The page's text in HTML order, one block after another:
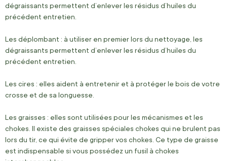
dégraissants permettent d’enlever les résidus d’huiles du
précédent entretien.
Les déplombant : à utiliser en premier lors du nettoyage, les
dégraissants permettent d’enlever les résidus d’huiles du
précédent entretien.
Les cires : elles aident à entretenir et à protéger le bois de votre
crosse et de sa longuesse.
Les graisses : elles sont utilisées pour les mécanismes et les
chokes. Il existe des graisses spéciales chokes qui ne brulent pas
lors du tir, ce qui évite de gripper vos chokes. Ce type de graisse
est indispensable si vous possédez un fusil à chokes